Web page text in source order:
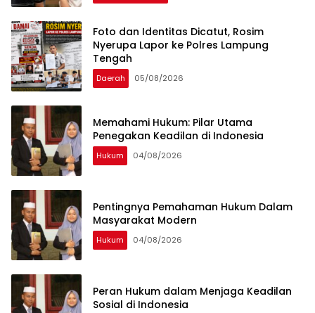
Foto dan Identitas Dicatut, Rosim
Nyerupa Lapor ke Polres Lampung
Tengah
Daerah 05/08/2026
Memahami Hukum: Pilar Utama
Penegakan Keadilan di Indonesia
Hukum 04/08/2026
Pentingnya Pemahaman Hukum Dalam
Masyarakat Modern
Hukum 04/08/2026
Peran Hukum dalam Menjaga Keadilan
Sosial di Indonesia